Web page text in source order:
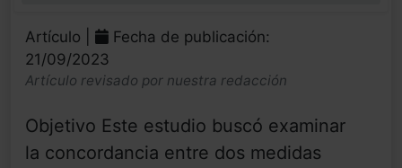
Artículo |
Fecha de publicación:
21/09/2023
Artículo revisado por nuestra redacción
Objetivo Este estudio buscó examinar
la concordancia entre dos medidas